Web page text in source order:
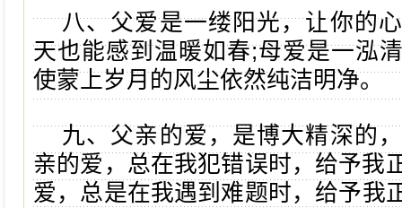
八、父爱是一缕阳光，让你的
天也能感到温暖如春;母爱是一泓
使蒙上岁月的风尘依然纯洁明净。
九、父亲的爱，是博大精深的
亲的爱，总在我犯错误时，给予我
爱，总是在我遇到难题时，给予